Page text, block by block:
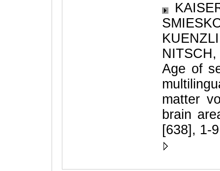
Age of
matter
brain
[638], 1-